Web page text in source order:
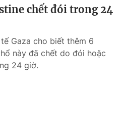
chết đói trong 24
Gaza cho biết thêm 6
này đã chết do đói hoặc
24 giờ.